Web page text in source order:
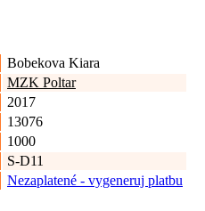
Bobekova Kiara
MZK Poltar
2017
13076
1000
S-D11
Nezaplatené - vygeneruj platbu